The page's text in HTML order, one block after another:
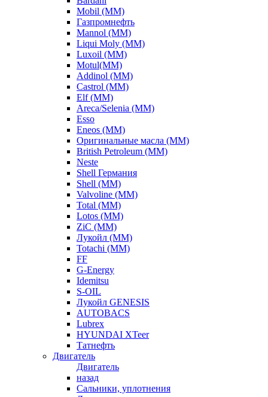
Mobil (ММ)
Газпромнефть
Mannol (ММ)
Liqui Moly (ММ)
Luxoil (ММ)
Motul(ММ)
Addinol (ММ)
Castrol (ММ)
Elf (ММ)
Areca/Selenia (ММ)
Esso
Eneos (ММ)
Оригинальные масла (ММ)
British Petroleum (ММ)
Neste
Shell Германия
Shell (ММ)
Valvoline (ММ)
Total (ММ)
Lotos (ММ)
ZiC (ММ)
Лукойл (ММ)
Totachi (MM)
FF
G-Energy
Idemitsu
S-OIL
Лукойл GENESIS
AUTOBACS
Lubrex
HYUNDAI XTeer
Татнефть
Двигатель
Двигатель
назад
Сальники, уплотнения